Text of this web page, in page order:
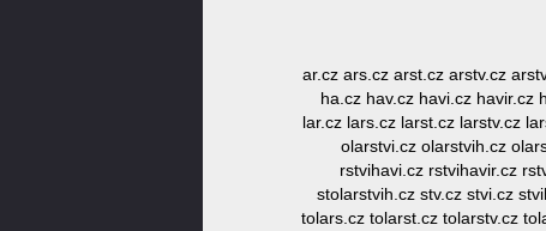
ar.cz ars.cz arst.cz arstv.cz
ha.cz hav.cz havi.cz havir.cz
lar.cz lars.cz larst.cz larstv.cz
olarstvi.cz olarstvih.cz
rstvihavi.cz rstvihavir.cz
stolarstvih.cz stv.cz stvi.cz
tolars.cz tolarst.cz tolarstv.cz